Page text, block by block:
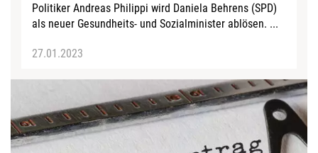
Politiker Andreas Philippi wird Daniela Behrens (SPD)
als neuer Gesundheits- und Sozialminister ablösen. ...
27.01.2023